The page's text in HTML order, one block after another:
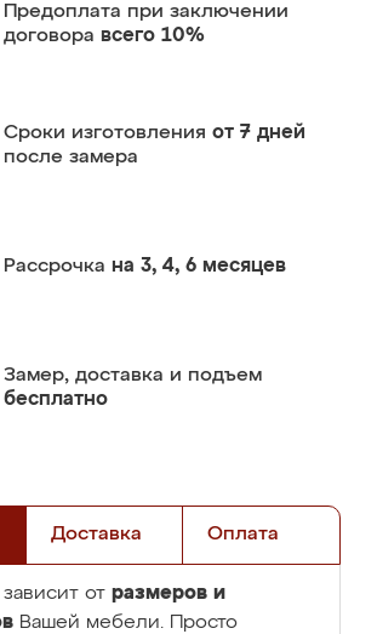
Предоплата при заключении
договора всего 10%
Сроки изготовления от 7 дней
после замера
Рассрочка на 3, 4, 6 месяцев
Замер, доставка и подъем
бесплатно
Доставка Оплата
от размеров и
Вашей мебели. Просто